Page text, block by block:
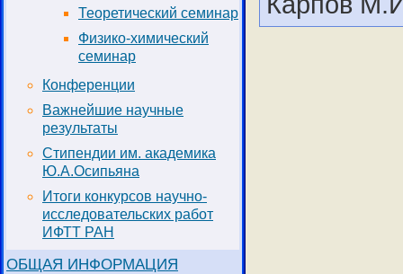
Теоретический семинар
Физико-химический
семинар
Конференции
Важнейшие научные
результаты
Стипендии им. академика
Ю.А.Осипьяна
Итоги конкурсов научно-
исследовательских работ
ИФТТ РАН
ОБЩАЯ ИНФОРМАЦИЯ